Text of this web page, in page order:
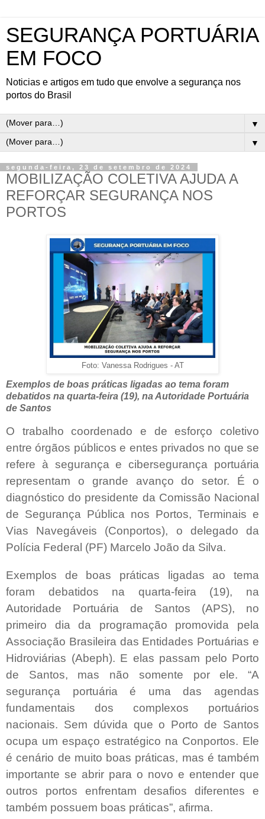
SEGURANÇA PORTUÁRIA
EM FOCO
Noticias e artigos em tudo que envolve a segurança nos
portos do Brasil
▼
▼
segunda-feira, 23 de setembro de 2024
MOBILIZAÇÃO COLETIVA AJUDA A
REFORÇAR SEGURANÇA NOS
PORTOS
Foto: Vanessa Rodrigues - AT
Exemplos de boas práticas ligadas ao tema foram
debatidos na quarta-feira (19), na Autoridade Portuária
de Santos
O trabalho coordenado e de esforço coletivo
entre órgãos públicos e entes privados no que se
refere à segurança e cibersegurança portuária
representam o grande avanço do setor. É o
diagnóstico do presidente da Comissão Nacional
de Segurança Pública nos Portos, Terminais e
Vias Navegáveis (Conportos), o delegado da
Polícia Federal (PF) Marcelo João da Silva.
Exemplos de boas práticas ligadas ao tema
foram debatidos na quarta-feira (19), na
Autoridade Portuária de Santos (APS), no
primeiro dia da programação promovida pela
Associação Brasileira das Entidades Portuárias e
Hidroviárias (Abeph). E elas passam pelo Porto
de Santos, mas não somente por ele. “A
segurança portuária é uma das agendas
fundamentais dos complexos portuários
nacionais. Sem dúvida que o Porto de Santos
ocupa um espaço estratégico na Conportos. Ele
é cenário de muito boas práticas, mas é também
importante se abrir para o novo e entender que
outros portos enfrentam desafios diferentes e
também possuem boas práticas”, afirma.